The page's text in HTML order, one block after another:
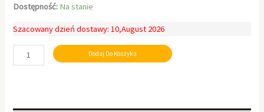
Dostępność: Na stanie
Szacowany dzień dostawy: 10,August 2026
Dodaj Do Koszyka